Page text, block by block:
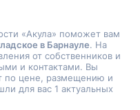
«Акула» поможет вам
в Барнауле. На
от собственников и
и контактами. Вы
по цене, размещению и
для вас 1 актуальных